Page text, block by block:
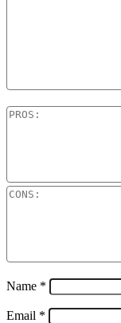
Name *
Email *